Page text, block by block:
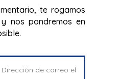
te rogamos
nos pondremos en